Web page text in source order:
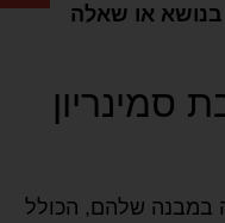
או שאלה
סמינריון
במבנה שלהם, הכולל